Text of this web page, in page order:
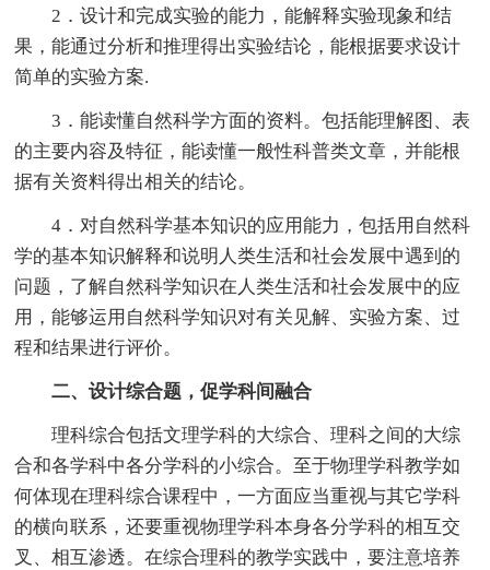
2．设计和完成实验的能力，能解释实验现象和结
果，能通过分析和推理得出实验结论，能根据要求设计
简单的实验方案.
3．能读懂自然科学方面的资料。包括能理解图、表
的主要内容及特征，能读懂一般性科普类文章，并能根
据有关资料得出相关的结论。
4．对自然科学基本知识的应用能力，包括用自然科
学的基本知识解释和说明人类生活和社会发展中遇到的
问题，了解自然科学知识在人类生活和社会发展中的应
用，能够运用自然科学知识对有关见解、实验方案、过
程和结果进行评价。
二、设计综合题，促学科间融合
理科综合包括文理学科的大综合、理科之间的大综
合和各学科中各分学科的小综合。至于物理学科教学如
何体现在理科综合课程中，一方面应当重视与其它学科
的横向联系，还要重视物理学科本身各分学科的相互交
叉、相互渗透。在综合理科的教学实践中，要注意培养